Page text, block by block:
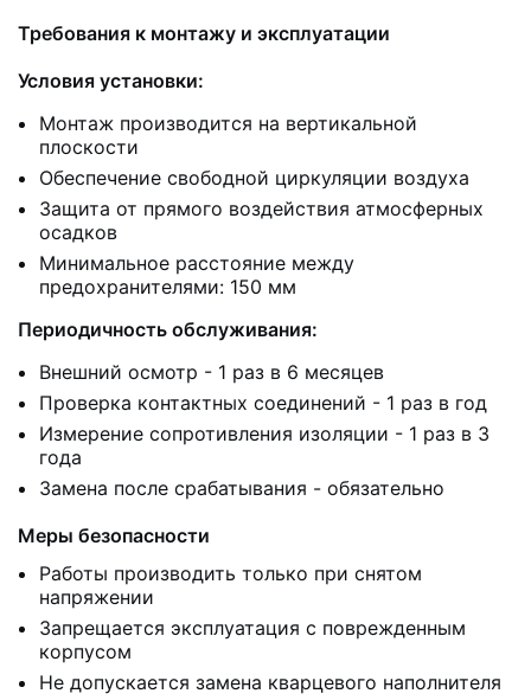
Требования к монтажу и эксплуатации
Условия установки:
Монтаж производится на вертикальной
плоскости
Обеспечение свободной циркуляции воздуха
Защита от прямого воздействия атмосферных
осадков
Минимальное расстояние между
предохранителями: 150 мм
Периодичность обслуживания:
Внешний осмотр - 1 раз в 6 месяцев
Проверка контактных соединений - 1 раз в год
Измерение сопротивления изоляции - 1 раз в 3
года
Замена после срабатывания - обязательно
Меры безопасности
Работы производить только при снятом
напряжении
Запрещается эксплуатация с поврежденным
корпусом
Не допускается замена кварцевого наполнителя